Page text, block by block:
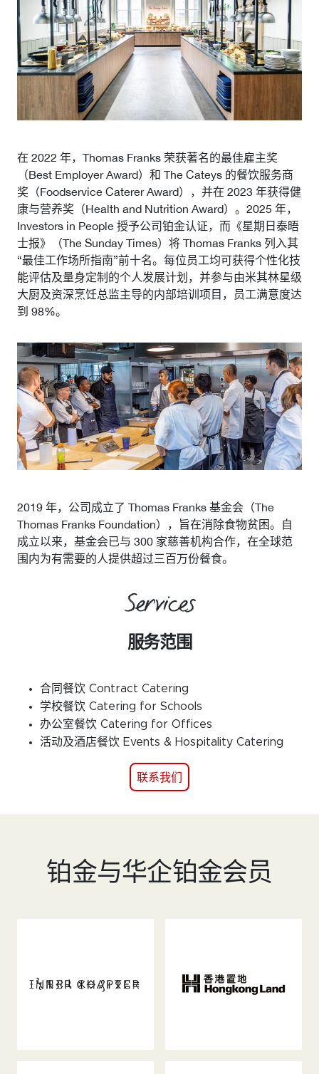
在 2022 年，Thomas Franks 荣获著名的最佳雇主奖
（Best Employer Award）和 The Cateys 的餐饮服务商
奖（Foodservice Caterer Award），并在 2023 年获得健
康与营养奖（Health and Nutrition Award）。2025 年，
Investors in People 授予公司铂金认证，而《星期日泰晤
士报》（The Sunday Times）将 Thomas Franks 列入其
“最佳工作场所指南”前十名。每位员工均可获得个性化技
能评估及量身定制的个人发展计划，并参与由米其林星级
大厨及资深烹饪总监主导的内部培训项目，员工满意度达
到 98%。
2019 年，公司成立了 Thomas Franks 基金会（The
Thomas Franks Foundation），旨在消除食物贫困。自
成立以来，基金会已与 300 家慈善机构合作，在全球范
围内为有需要的人提供超过三百万份餐食。
Services
服务范围
合同餐饮 Contract Catering
学校餐饮 Catering for Schools
办公室餐饮 Catering for Offices
活动及酒店餐饮 Events & Hospitality Catering
联系我们
铂金与华企铂金会员